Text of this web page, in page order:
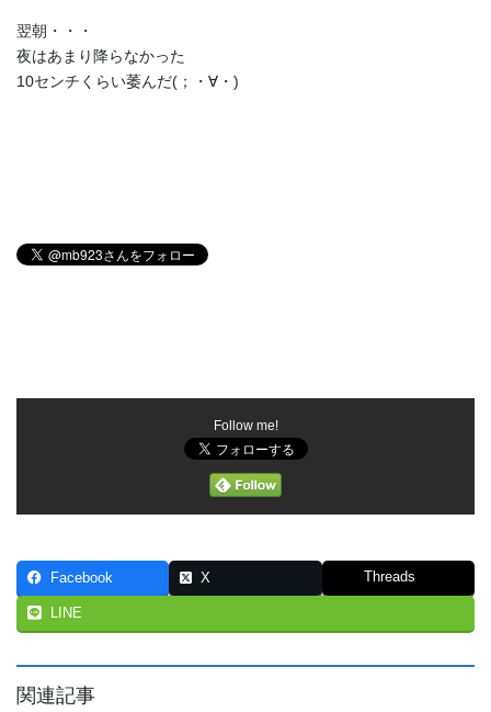
翌朝・・・
夜はあまり降らなかった
10センチくらい萎んだ(；・∀・)
Follow me!
Facebook X Threads
LINE
関連記事